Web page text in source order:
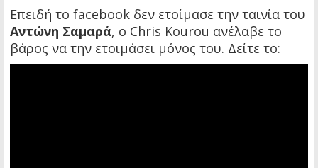
Επειδή το facebook δεν ετοίμασε την ταινία του
Αντώνη Σαμαρά, ο Chris Kourou ανέλαβε το
βάρος να την ετοιμάσει μόνος του. Δείτε το: